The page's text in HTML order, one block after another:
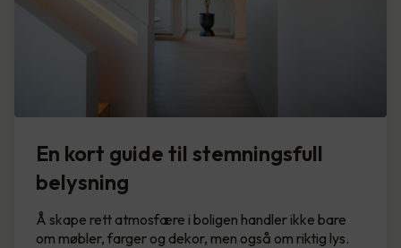
En kort guide til stemningsfull
belysning
Å skape rett atmosfære i boligen handler ikke bare
om møbler, farger og dekor, men også om riktig lys.